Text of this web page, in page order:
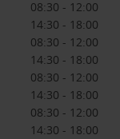
08:30 - 12:00
14:30 - 18:00
08:30 - 12:00
14:30 - 18:00
08:30 - 12:00
14:30 - 18:00
08:30 - 12:00
14:30 - 18:00